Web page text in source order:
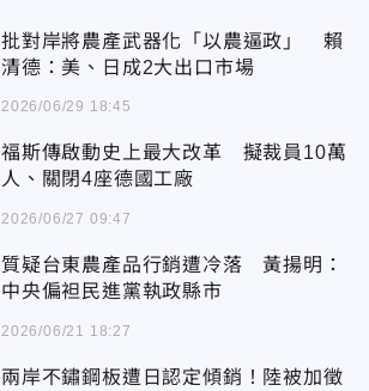
批對岸將農產武器化「以農逼政」 賴
清德：美、日成2大出口市場
2026/06/29 18:45
福斯傳啟動史上最大改革 擬裁員10萬
人、關閉4座德國工廠
2026/06/27 09:47
質疑台東農產品行銷遭冷落 黃揚明：
中央偏袒民進黨執政縣市
2026/06/21 18:27
兩岸不鏽鋼板遭日認定傾銷！陸被加徵